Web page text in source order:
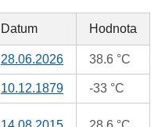
Datum Hodnota
28.06.2026 38.6 °C
10.12.1879 -33 °C